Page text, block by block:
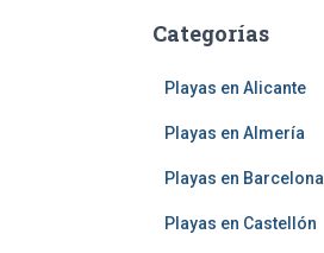
Categorías
Playas en Alicante
Playas en Almería
Playas en Barcelona
Playas en Castellón